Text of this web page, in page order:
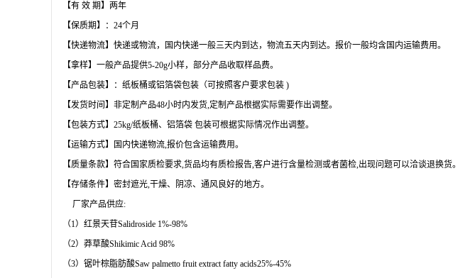
【有 效 期】两年
【保质期】：24个月
【快递物流】快递或物流，国内快递一般三天内到达，物流五天内到达。报价一般均含国内运输费用。
【拿样】一般产品提供5-20g小样，部分产品收取样品费。
【产品包装】：纸板桶或铝箔袋包装（可按照客户要求包装 )
【发货时间】非定制产品48小时内发货,定制产品根据实际需要作出调整。
【包装方式】25kg/纸板桶、铝箔袋 包装可根据实际情况作出调整。
【运输方式】国内快递物流,报价包含运输费用。
【质量条款】符合国家质检要求,货品均有质检报告,客户进行含量检测或者菌检,出现问题可以洽谈退换货。
【存储条件】密封遮光,干燥、阴凉、通风良好的地方。
厂家产品供应:
（1）红景天苷Salidroside 1%-98%
（2）莽草酸Shikimic Acid 98%
（3）锯叶棕脂肪酸Saw palmetto fruit extract fatty acids25%-45%